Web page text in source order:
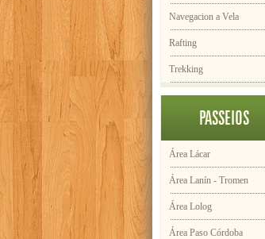
Navegacion a Vela
Rafting
Trekking
PASSEIOS
Área Lácar
Área Lanín - Tromen
Área Lolog
Área Paso Córdoba